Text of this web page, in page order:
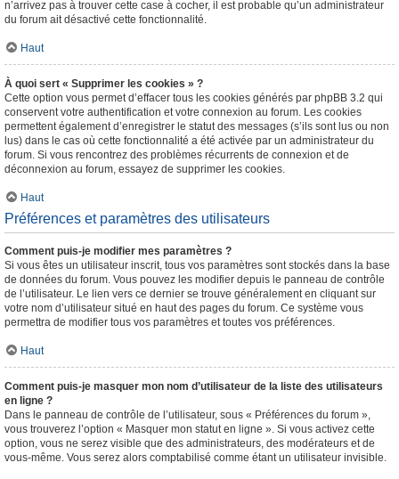
n’arrivez pas à trouver cette case à cocher, il est probable qu’un administrateur
du forum ait désactivé cette fonctionnalité.
Haut
À quoi sert « Supprimer les cookies » ?
Cette option vous permet d’effacer tous les cookies générés par phpBB 3.2 qui
conservent votre authentification et votre connexion au forum. Les cookies
permettent également d’enregistrer le statut des messages (s’ils sont lus ou non
lus) dans le cas où cette fonctionnalité a été activée par un administrateur du
forum. Si vous rencontrez des problèmes récurrents de connexion et de
déconnexion au forum, essayez de supprimer les cookies.
Haut
Préférences et paramètres des utilisateurs
Comment puis-je modifier mes paramètres ?
Si vous êtes un utilisateur inscrit, tous vos paramètres sont stockés dans la base
de données du forum. Vous pouvez les modifier depuis le panneau de contrôle
de l’utilisateur. Le lien vers ce dernier se trouve généralement en cliquant sur
votre nom d’utilisateur situé en haut des pages du forum. Ce système vous
permettra de modifier tous vos paramètres et toutes vos préférences.
Haut
Comment puis-je masquer mon nom d’utilisateur de la liste des utilisateurs
en ligne ?
Dans le panneau de contrôle de l’utilisateur, sous « Préférences du forum »,
vous trouverez l’option « Masquer mon statut en ligne ». Si vous activez cette
option, vous ne serez visible que des administrateurs, des modérateurs et de
vous-même. Vous serez alors comptabilisé comme étant un utilisateur invisible.